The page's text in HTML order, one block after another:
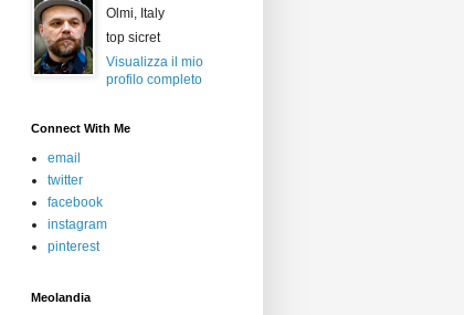
Olmi, Italy
top sicret
Visualizza il mio
profilo completo
Connect With Me
email
twitter
facebook
instagram
pinterest
Meolandia